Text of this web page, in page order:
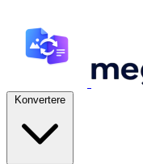
Konvertere